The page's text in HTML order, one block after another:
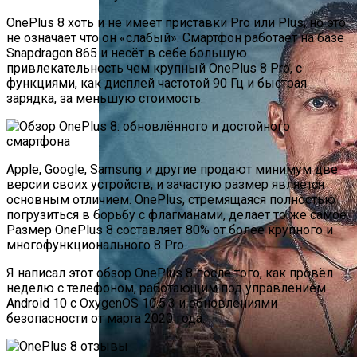
OnePlus 8 хоть и не имеет приставки Pro или Plus, но это
не означает что он «слабый». Смартфон работает на базе
Snapdragon 865 и несёт в себе большую
привлекательность чем крупный OnePlus 8 Pro, с
функциями, как дисплей частотой 90 Гц и быстрая
зарядка, за меньшую стоимость.
Apple, Google, Samsung и другие продают минимум две
версии своих устройств, и зачастую размер является
основным отличием. OnePlus, стремящаяся полностью
погрузиться в борьбу с флагманами, делает то же самое.
Размер OnePlus 8 составляет 80% от более крупного и
многофункционального 8 Pro.
Я написал этот обзор OnePlus 8 после того, как провёл
неделю с телефоном, работающим под управлением
Android 10 с OxygenOS 10.5.3 и обновлениями
безопасности от марта 2020 года.